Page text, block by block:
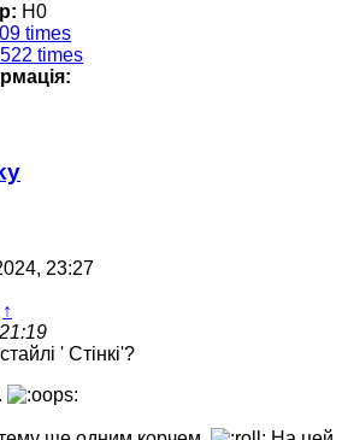
Н0
times
times
23:27
↑
' Стінкі'?